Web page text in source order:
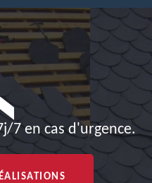
7 en cas d'urgence.